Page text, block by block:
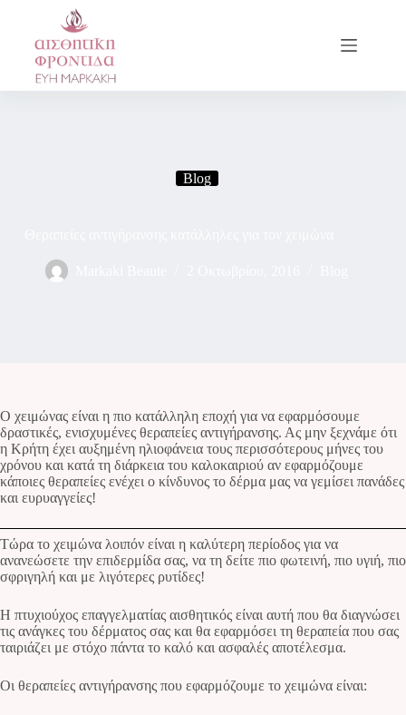
Blog
Ο χειμώνας είναι η πιο κατάλληλη εποχή για να εφαρμόσουμε
δραστικές, ενισχυμένες θεραπείες αντιγήρανσης. Ας μην ξεχνάμε ότι
η Κρήτη έχει αυξημένη ηλιοφάνεια τους περισσότερους μήνες του
χρόνου και κατά τη διάρκεια του καλοκαιριού αν εφαρμόζουμε
κάποιες θεραπείες ενέχει ο κίνδυνος το δέρμα μας να γεμίσει πανάδες
και ευρυαγγείες!
Τώρα το χειμώνα λοιπόν είναι η καλύτερη περίοδος για να
ανανεώσετε την επιδερμίδα σας, να τη δείτε πιο φωτεινή, πιο υγιή, πιο
σφριγηλή και με λιγότερες ρυτίδες!
Η πτυχιούχος επαγγελματίας αισθητικός είναι αυτή που θα διαγνώσει
τις ανάγκες του δέρματος σας και θα εφαρμόσει τη θεραπεία που σας
ταιριάζει με στόχο πάντα το καλό και ασφαλές αποτέλεσμα.
Οι θεραπείες αντιγήρανσης που εφαρμόζουμε το χειμώνα είναι: